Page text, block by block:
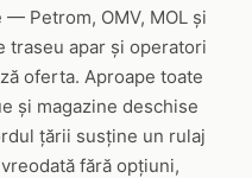
Petrom, OMV, MOL și
traseu apar și operatori
oferta. Aproape toate
și magazine deschise
țării susține un rulaj
fără opțiuni,